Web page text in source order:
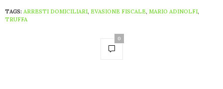
TAGS: ARRESTI DOMICILIARI, EVASIONE FISCALE, MARIO ADINOLFI,
TRUFFA
0